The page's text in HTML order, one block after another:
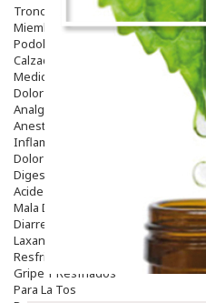
Tronco
Miembro Inferior
Podología
Calzado
Medicamentos
Dolor E Inflamación
Analgésicos
Anestésicos
Inflamación Articulaciones
Dolor Muscular / Articular
Digestivo
Acidez, Gases Y Ardores
Mala Digestion
Diarrea / Estreñimiento / Vómitos
Laxantes
Resfriados
Gripe Y Resfriados
Para La Tos